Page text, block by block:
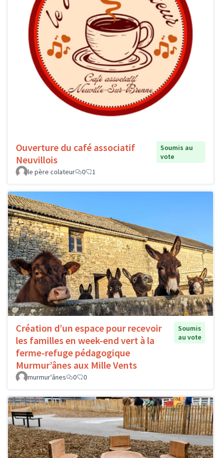
Ouverture du café associatif
Neuvillois
Soumis au
vote
le père colateur
0 1
Création d’un espace pour recevoir
les familles en week-end vert à la
ferme-refuge pédagogique
Murmur’ânes aux Mille Vents
Soumis
au vote
murmur'ânes 0 0